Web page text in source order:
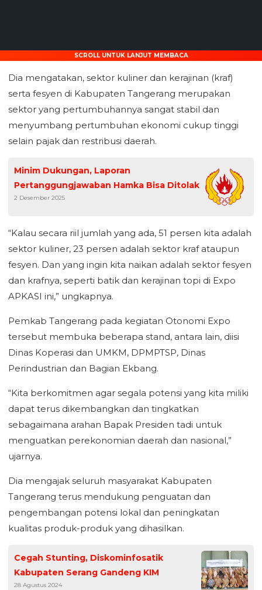
SCROLL UNTUK LANJUT MEMBACA
Dia mengatakan, sektor kuliner dan kerajinan (kraf)
serta fesyen di Kabupaten Tangerang merupakan
sektor yang pertumbuhannya sangat stabil dan
menyumbang pertumbuhan ekonomi cukup tinggi
selain pajak dan restribusi daerah.
Minim Dukungan, Laporan
Pertanggungjawaban Hamka Bisa Ditolak
2 Desember 2025
“Kalau secara riil jumlah yang ada, 51 persen kita adalah
sektor kuliner, 23 persen adalah sektor kraf ataupun
fesyen. Dan yang ingin kita naikan adalah sektor fesyen
dan krafnya, seperti batik dan kerajinan topi di Expo
APKASI ini,” ungkapnya.
Pemkab Tangerang pada kegiatan Otonomi Expo
tersebut membuka beberapa stand, antara lain, diisi
Dinas Koperasi dan UMKM, DPMPTSP, Dinas
Perindustrian dan Bagian Ekbang.
“Kita berkomitmen agar segala potensi yang kita miliki
dapat terus dikembangkan dan tingkatkan
sebagaimana arahan Bapak Presiden tadi untuk
menguatkan perekonomian daerah dan nasional,”
ujarnya.
Dia mengajak seluruh masyarakat Kabupaten
Tangerang terus mendukung penguatan dan
pengembangan potensi lokal dan peningkatan
kualitas produk-produk yang dihasilkan.
Cegah Stunting, Diskominfosatik
Kabupaten Serang Gandeng KIM
28 Agustus 2024